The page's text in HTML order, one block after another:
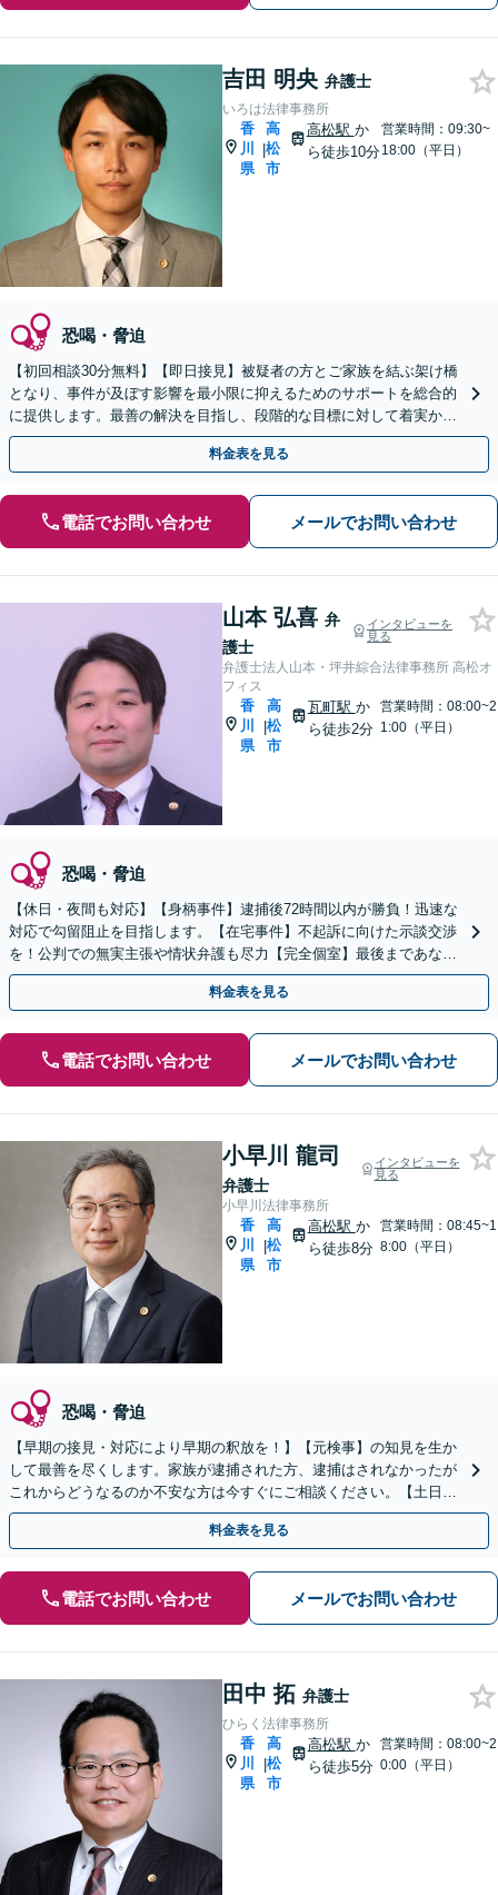
吉田 明央 弁護士
いろは法律事務所
香
川
県
|
高
松
市
高松駅 か
ら徒歩10分
営業時間：09:30~
18:00（平日）
恐喝・脅迫
【初回相談30分無料】【即日接見】被疑者の方とご家族を結ぶ架け橋
となり、事件が及ぼす影響を最小限に抑えるためのサポートを総合的
に提供します。最善の解決を目指し、段階的な目標に対して着実かつ
スピーディーに対応いたします【オンライン面談OK】
料金表を見る
電話でお問い合わせ メールでお問い合わせ
山本 弘喜 弁
護士
インタビューを
見る
弁護士法人山本・坪井綜合法律事務所 高松オ
フィス
香
川
県
|
高
松
市
瓦町駅 か
ら徒歩2分
営業時間：08:00~2
1:00（平日）
恐喝・脅迫
【休日・夜間も対応】【身柄事件】逮捕後72時間以内が勝負！迅速な
対応で勾留阻止を目指します。【在宅事件】不起訴に向けた示談交渉
を！公判での無実主張や情状弁護も尽力【完全個室】最後まであなた
の味方です。ご相談ください。
料金表を見る
電話でお問い合わせ メールでお問い合わせ
小早川 龍司
弁護士
インタビューを
見る
小早川法律事務所
香
川
県
|
高
松
市
高松駅 か
ら徒歩8分
営業時間：08:45~1
8:00（平日）
恐喝・脅迫
【早期の接見・対応により早期の釈放を！】【元検事】の知見を生か
して最善を尽くします。家族が逮捕された方、逮捕はされなかったが
これからどうなるのか不安な方は今すぐにご相談ください。【土日
祝・夜間対応可】刑事事件は一刻を争います！
料金表を見る
電話でお問い合わせ メールでお問い合わせ
田中 拓 弁護士
ひらく法律事務所
香
川
県
|
高
松
市
高松駅 か
ら徒歩5分
営業時間：08:00~2
0:00（平日）